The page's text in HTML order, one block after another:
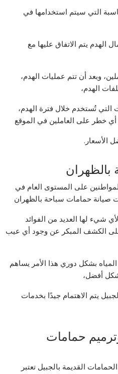
التي سيتم استخدامها في
الهدم يتم الاتفاق عليها مع
وبعد أن تتم عمليات الهدم،
الهدم،
التي تُستخدم خلال فترة الهدم،
أي خطر على العاملين في الموقع
الأسعار.
بالظهران
على المستوى العام في
حمامات سباحة بالظهران
شيء لها العديد من الفوائد
الكشف المبكر عن وجود أي عيب
بشكل دوري هذا الأمر يساهم
أفضل،
يتم الاهتمام جيدًا بخدمات
حمامات
القديمة بالجبيل تعتبر